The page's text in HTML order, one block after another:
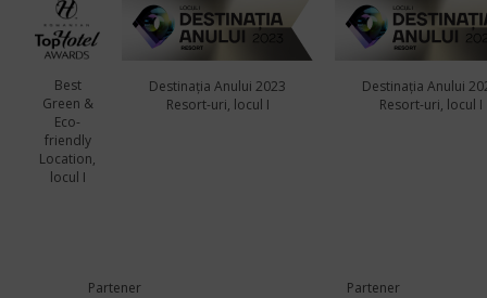
Best
Green &
Eco-
friendly
Location,
locul I
Destinația Anului 2023
Resort-uri, locul I
Destinația Anului
Resort-uri, locul I
Partener
Partener